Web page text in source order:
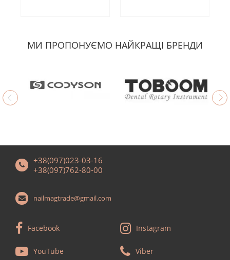
МИ ПРОПОНУЄМО НАЙКРАЩІ БРЕНДИ
+38(097)023-03-16
+38(097)762-80-00
nailmagtrade@gmail.com
Facebook Instagram
YouTube Viber